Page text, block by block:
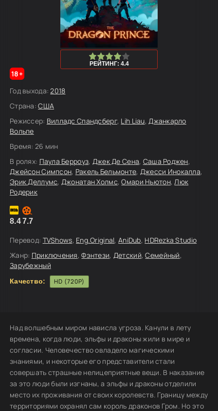
4
5
РЕЙТИНГ: 4.4
18+
Год выхода: 2018
Страна: США
Режиссер: Вилладс Спандсберг, Lih Liau,Джанкарло
Вольпе
Время: 26 мин
В ролях: Паула Берроуз, Джек Де Сена, Саша Роджен,
Джейсон Симпсон, Ракель Бельмонте, Джесси Инокалла,
Эрик Деллумс, Джонатан Холмс,Омари Ньютон,Люк
Родерик
8.47.7
Перевод: TVShows, Eng.Original, AniDub, HDRezka Studio
Жанр: Приключения,Фэнтези, Детский,Семейный,
Зарубежный
Качество: HD (720P)
Над волшебным миром нависла угроза. Канули в лету
времена, когда люди, эльфы и драконы жили в мире и
согласии. Человечество овладело магическими
знаниями, и некоторые его представители стали
совершать страшные нелицеприятные вещи. В наказание
за это люди были изгнаны, а эльфы и драконы отделили
место их проживания от своих королевств. Границу между
территориями охранял сам король драконов Гром. Но это